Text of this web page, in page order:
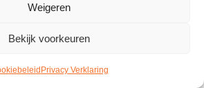
Weigeren
Bekijk voorkeuren
Privacy Verklaring